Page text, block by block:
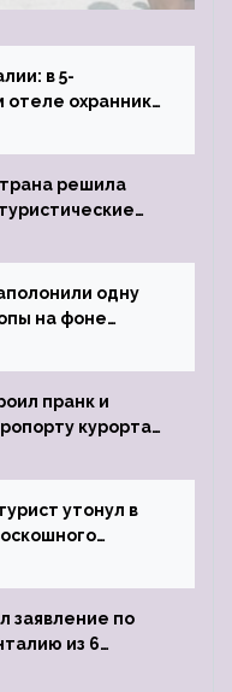
в 5-
отеле охранник
решила
одну
на фоне
пранк и
курорта,
утонул в
заявление по
из 6